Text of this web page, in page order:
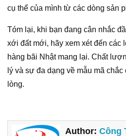
cụ thể của mình từ các dòng sản
Tóm lại, khi bạn đang cân nhắc
xới đất mới, hãy xem xét đến các
hàng bãi Nhật mang lại. Chất
lý và sự đa dạng về mẫu mã
lòng.
Author:Công